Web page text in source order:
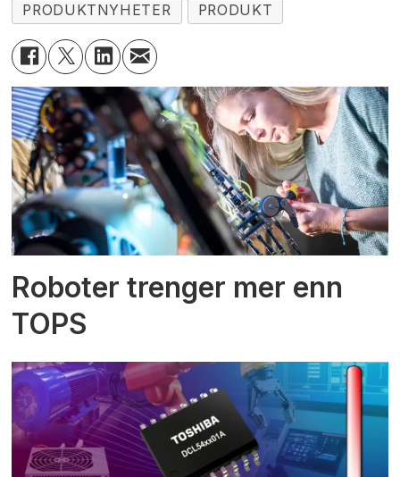
PRODUKTNYHETER PRODUKT
Roboter trenger mer enn
TOPS